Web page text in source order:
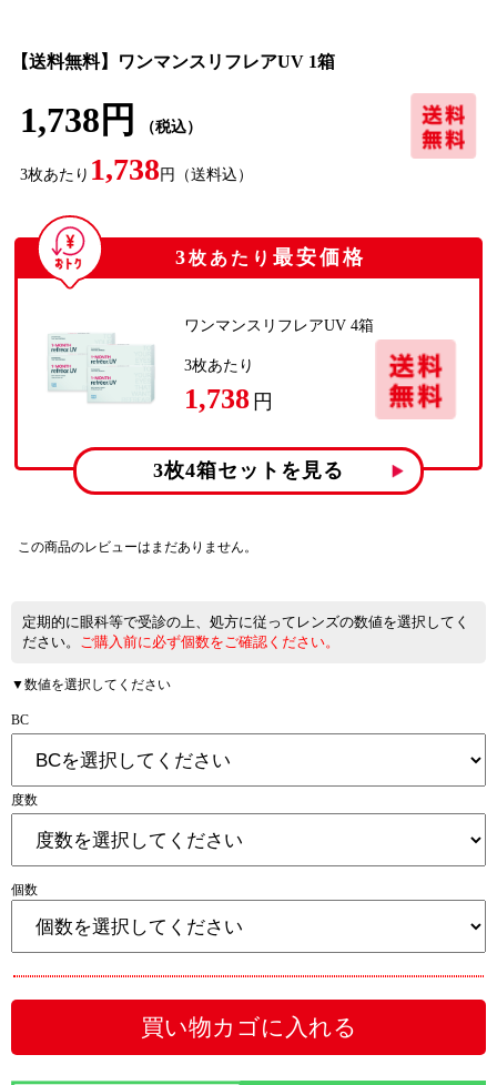
【送料無料】ワンマンスリフレアUV 1箱
1,738円 （税込）
3枚あたり 1,738 円 （送料込）
3枚あたり 最安価格
ワンマンスリフレアUV 4箱
3枚あたり
1,738 円
3枚4箱セットを見る
この商品のレビューはまだありません。
定期的に眼科等で受診の上、処方に従ってレンズの数値を選択してく
ださい。 ご購入前に必ず個数をご確認ください。
▼数値を選択してください
BC
度数
個数
買い物カゴに入れる